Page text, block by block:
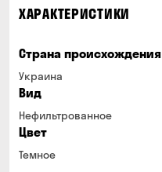
ХАРАКТЕРИСТИКИ
Страна происхождения
Украина
Вид
Нефильтрованное
Цвет
Темное